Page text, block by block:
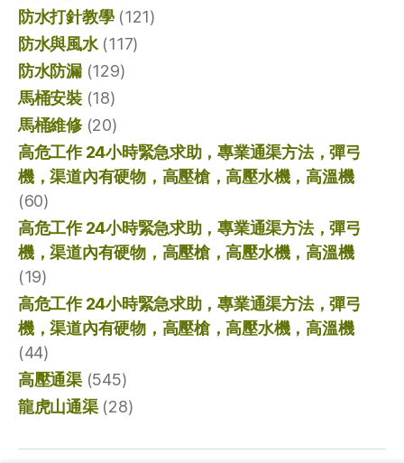
防水打針教學(121)
防水與風水(117)
防水防漏(129)
馬桶安裝(18)
馬桶維修(20)
高危工作 24小時緊急求助，專業通渠方法，彈弓
機，渠道內有硬物，高壓槍，高壓水機，高溫機
(60)
高危工作 24小時緊急求助，專業通渠方法，彈弓
機，渠道內有硬物，高壓槍，高壓水機，高溫機
(19)
高危工作 24小時緊急求助，專業通渠方法，彈弓
機，渠道內有硬物，高壓槍，高壓水機，高溫機
(44)
高壓通渠(545)
龍虎山通渠(28)